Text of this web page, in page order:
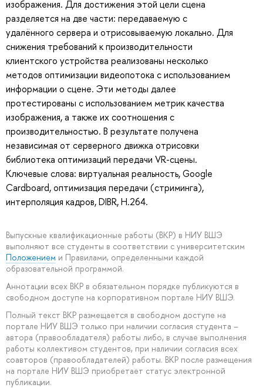
изображения. Для достижения этой цели сцена
разделяется на две части: передаваемую с
удалённого сервера и отрисовываемую локально. Для
снижения требований к производительности
клиентского устройства реализованы несколько
методов оптимизации видеопотока с использованием
информации о сцене. Эти методы далее
протестированы с использованием метрик качества
изображения, а также их соотношения с
производительностью. В результате получена
независимая от серверного движка отрисовки
библиотека оптимизаций передачи VR-сцены.
Ключевые слова: виртуальная реальность, Google
Cardboard, оптимизация передачи (стриминга),
интерполяция кадров, DIBR, H.264.
Выпускные квалификационные работы (ВКР) в НИУ ВШЭ
выполняют все студенты в соответствии с университетским
Положением и Правилами, определенными каждой
образовательной программой.
Аннотации всех ВКР в обязательном порядке публикуются в
свободном доступе на корпоративном портале НИУ ВШЭ.
Полный текст ВКР размещается в свободном доступе на
портале НИУ ВШЭ только при наличии согласия студента –
автора (правообладателя) работы либо, в случае выполнения
работы коллективом студентов, при наличии согласия всех
соавторов (правообладателей) работы. ВКР после размещения
на портале НИУ ВШЭ приобретает статус электронной
публикации.